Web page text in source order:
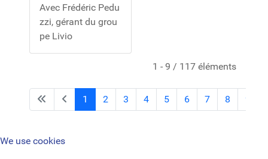
Avec Frédéric Pedu
zzi, gérant du grou
pe Livio
1 - 9 / 117 éléments
1 2 3 4 5 6 7 8 9
We use cookies